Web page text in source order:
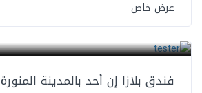
عرض خاص
فندق بلازا إن أحد بالمدينة المنورة